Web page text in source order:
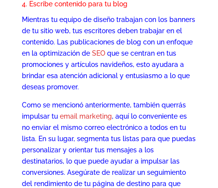
4. Escribe contenido para tu blog
Mientras tu equipo de diseño trabajan con los banners
de tu sitio web, tus escritores deben trabajar en el
contenido. Las publicaciones de blog con un enfoque
en la optimización de SEOque se centran en tus
promociones y artículos navideños, esto ayudara a
brindar esa atención adicional y entusiasmo a lo que
deseas promover.
Como se mencionó anteriormente, también querrás
impulsar tu email marketing, aquí lo conveniente es
no enviar el mismo correo electrónico a todos en tu
lista. En su lugar, segmenta tus listas para que puedas
personalizar y orientar tus mensajes a los
destinatarios, lo que puede ayudar a impulsar las
conversiones. Asegúrate de realizar un seguimiento
del rendimiento de tu página de destino para que